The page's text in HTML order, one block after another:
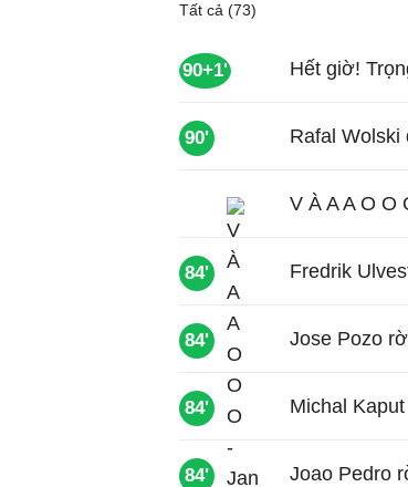
Tất cả (73)
90+1' Hết giờ!
90' Rafal Wolski
V À A A O O
84' Fredrik
84' Jose Pozo
84' Michal
84' Joao Pedro